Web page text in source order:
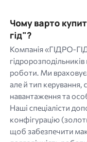
Чому варто
гід"?
Компанія «ГІДРО-
роботи. Ми
але й тип керування,
навантаження та
Наші спеціалісти
конфігурацію
щоб забезпечити